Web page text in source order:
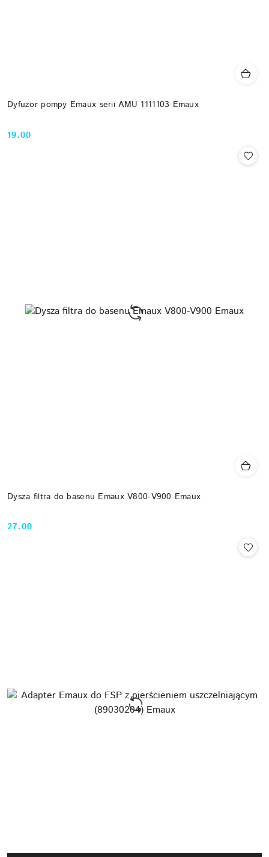
Dyfuzor pompy Emaux serii AMU 1111103 Emaux
Cena:
19.00
Dysza filtra do basenu Emaux V800-V900 Emaux
Cena:
27.00